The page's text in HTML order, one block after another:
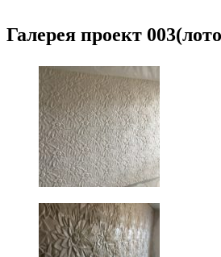
Галерея проект